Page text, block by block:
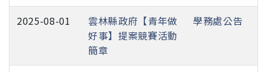
2025-08-01
雲林縣政府【青年做
好事】提案競賽活動
簡章
學務處公告